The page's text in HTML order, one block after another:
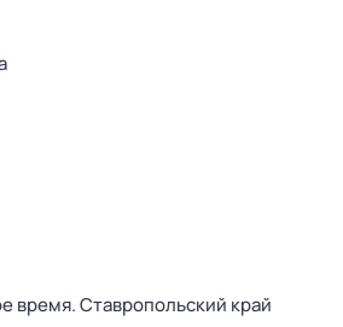
время. Ставропольский край